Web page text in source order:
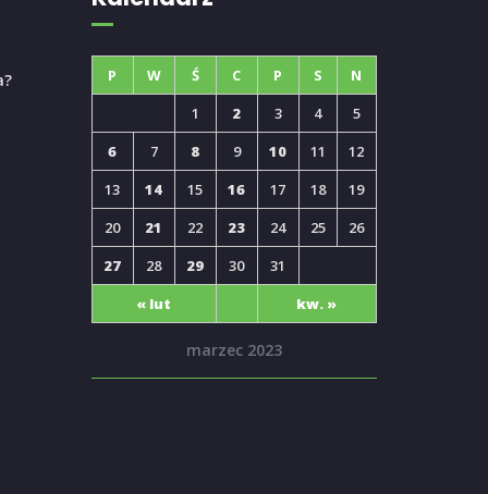
marzec 2023
P W Ś C P S N
« lut kw. »
1 2 3 4
5
6
7 8 9 10 11
12
13
14 15 16 17 18
19
20
21 22 23 24 25
26
27
28 29 30 31